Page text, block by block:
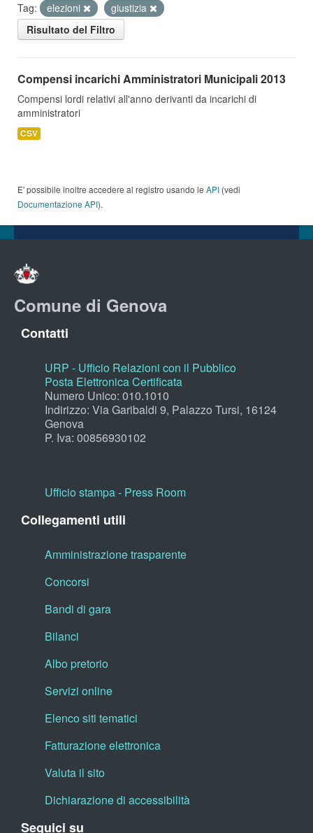
Tag:
elezioni
giustizia
Risultato del Filtro
Compensi incarichi Amministratori Municipali 2013
Compensi lordi relativi all'anno derivanti da incarichi di
amministratori
CSV
E' possibile inoltre accedere al registro usando le API (vedi
Documentazione API).
Comune di Genova
Contatti
URP - Ufficio Relazioni con il Pubblico
Posta Elettronica Certificata
Numero Unico: 010.1010
Indirizzo: Via Garibaldi 9, Palazzo Tursi, 16124
Genova
P. Iva: 00856930102
Ufficio stampa - Press Room
Collegamenti utili
Amministrazione trasparente
Concorsi
Bandi di gara
Bilanci
Albo pretorio
Servizi online
Elenco siti tematici
Fatturazione elettronica
Valuta il sito
Dichiarazione di accessibilità
Seguici su